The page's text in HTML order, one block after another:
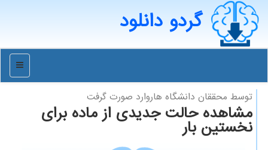
گردو دانلود
منو
توسط محققان دانشگاه هاروارد صورت گرفت
مشاهده حالت جدیدی از ماده برای
نخستین بار